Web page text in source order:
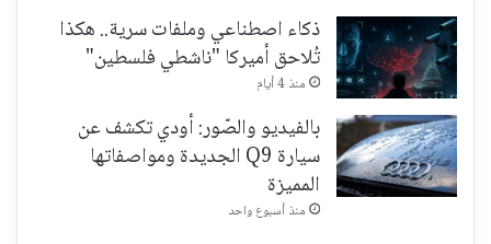
ذكاء اصطناعي وملفات سرية.. هكذا
تُلاحق أميركا "ناشطي فلسطين"
منذ 4 أيام
بالفيديو والصّور: أودي تكشف عن
سيارة Q9 الجديدة ومواصفاتها
المميزة
منذ أسبوع واحد